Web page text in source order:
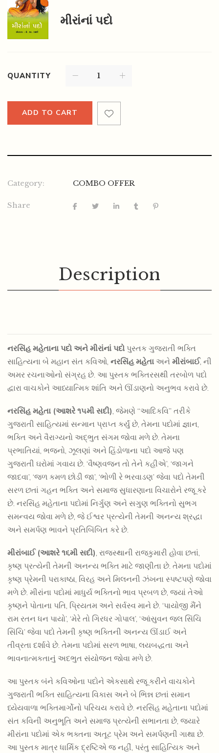
મીરાંનાં પદો
QUANTITY
ADD TO CART
Category: COMBO OFFER
Share
Description
નરસિંહ મહેતાના પદો અને મીરાંનાં પદો પુસ્તક ગુજરાતી ભક્તિ
સાહિત્યના બે મહાન સંત કવિઓ, નરસિંહ મહેતા અને મીરાંબાઈ, ની
અમર રચનાઓનો સંગ્રહ છે. આ પુસ્તક ભક્તિરસથી તરબોળ પદો
દ્વારા વાચકોને આધ્યાત્મિક શાંતિ અને ઊંડાણનો અનુભવ કરાવે છે.
નરસિંહ મહેતા (આશરે ૧૫મી સદી), જેમણે “આદિકવિ” તરીકે
ગુજરાતી સાહિત્યમાં સન્માન પ્રાપ્ત કર્યું છે, તેમના પદોમાં જ્ઞાન,
ભક્તિ અને વૈરાગ્યનો અદ્ભુત સંગમ જોવા મળે છે. તેમના
પ્રભાતિયાં, ભજનો, ઝૂલણાં અને હિંડોળાના પદો આજે પણ
ગુજરાતી ઘરોમાં ગવાય છે. ‘વૈષ્ણવજન તો તેને કહીએ’, ‘જાગને
જાદવા’, ‘જળ કમળ છોડી જા’, ‘ભોળી રે ભરવાડણ’ જેવા પદો તેમની
સરળ છતાં ગહન ભક્તિ અને સમાજ સુધારણાના વિચારોને રજૂ કરે
છે. નરસિંહ મહેતાના પદોમાં નિર્ગુણ અને સગુણ ભક્તિનો સુભગ
સમન્વય જોવા મળે છે, જે ઈશ્વર પ્રત્યેની તેમની અનન્ય શ્રદ્ધા
અને સમર્પણ ભાવને પ્રતિબિંબિત કરે છે.
મીરાંબાઈ (આશરે ૧૬મી સદી), રાજસ્થાની રાજકુમારી હોવા છતાં,
કૃષ્ણ પ્રત્યેની તેમની અનન્ય ભક્તિ માટે જાણીતા છે. તેમના પદોમાં
કૃષ્ણ પ્રેમની પરાકાષ્ઠા, વિરહ અને મિલનની ઝંખના સ્પષ્ટપણે જોવા
મળે છે. મીરાંના પદોમાં માધુર્ય ભક્તિનો ભાવ પ્રબળ છે, જ્યાં તેઓ
કૃષ્ણને પોતાના પતિ, પ્રિયતમ અને સર્વસ્વ માને છે. ‘પાયોજી મૈંને
રામ રતન ધન પાયો’, ‘મેરે તો ગિરધર ગોપાલ’, ‘આંસુવન જલ સિંચિ
સિંચિ’ જેવા પદો તેમની કૃષ્ણ ભક્તિની અનન્ય ઊંડાઈ અને
તીવ્રતા દર્શાવે છે. તેમના પદોમાં સરળ ભાષા, લયબદ્ધતા અને
ભાવનાત્મકતાનું અદભુત સંયોજન જોવા મળે છે.
આ પુસ્તક બંને કવિઓના પદોને એકસાથે રજૂ કરીને વાચકોને
ગુજરાતી ભક્તિ સાહિત્યના વિકાસ અને બે ભિન્ન છતાં સમાન
ધ્યેયવાળા ભક્તિમાર્ગોનો પરિચય કરાવે છે. નરસિંહ મહેતાના પદોમાં
સંત કવિની અનુભૂતિ અને સમાજ પ્રત્યેની સભાનતા છે, જ્યારે
મીરાંના પદોમાં એક ભક્તના અતૂટ પ્રેમ અને સમર્પણની ગાથા છે.
આ પુસ્તક માત્ર ધાર્મિક દ્રષ્ટિએ જ નહીં, પરંતુ સાહિત્યિક અને